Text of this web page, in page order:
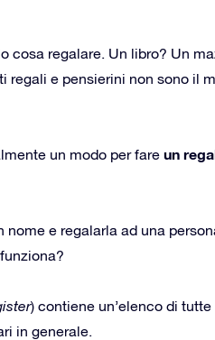
cosa regalare. Un libro? Un
regali e pensierini non sono il
un modo per fare un
nome e regalarla ad una
) contiene un’elenco di
in generale.